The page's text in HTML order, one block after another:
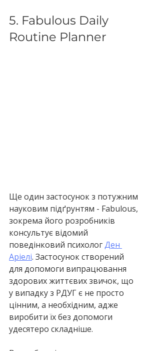
5. Fabulous Daily
Routine Planner
Ще один застосунок з потужним
науковим підґрунтям - Fabulous,
зокрема його розробників
консультує відомий
поведінковий психолог Ден
Аріелі. Застосунок створений
для допомоги випрацювання
здорових життєвих звичок, що
у випадку з РДУГ є не просто
цінним, а необхідним, адже
виробити їх без допомоги
удесятеро складніше.